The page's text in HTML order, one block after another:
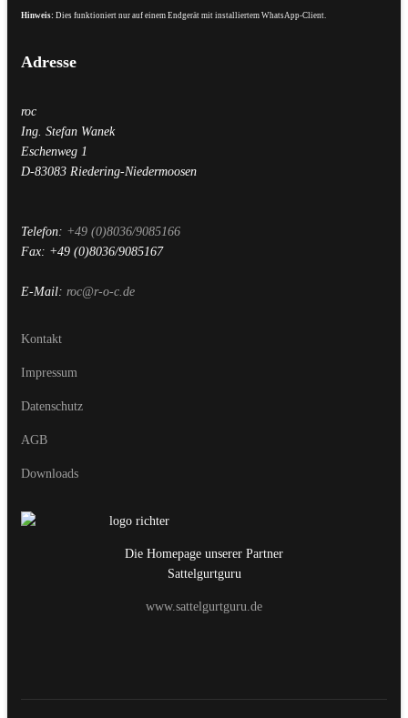
Hinweis: Dies funktioniert nur auf einem Endgerät mit installiertem WhatsApp-Client.
Adresse
roc
Ing. Stefan Wanek
Eschenweg 1
D-83083 Riedering-Niedermoosen
Telefon: +49 (0)8036/9085166
Fax: +49 (0)8036/9085167
E-Mail: roc@r-o-c.de
Kontakt
Impressum
Datenschutz
AGB
Downloads
Die Homepage unserer Partner
Sattelgurtguru
www.sattelgurtguru.de